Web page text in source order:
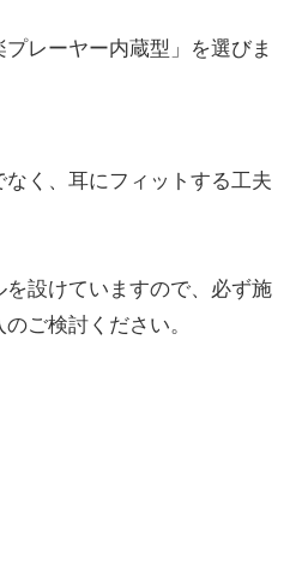
レーヤー内蔵型」を選びま
く、耳にフィットする工夫
設けていますので、必ず施
ご検討ください。